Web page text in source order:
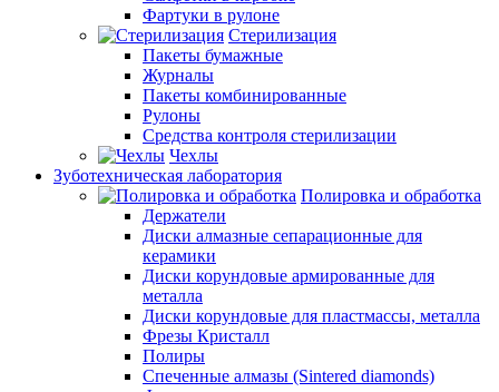
Фартуки в рулоне
Стерилизация
Пакеты бумажные
Журналы
Пакеты комбинированные
Рулоны
Средства контроля стерилизации
Чехлы
Зуботехническая лаборатория
Полировка и обработка
Держатели
Диски алмазные сепарационные для
керамики
Диски корундовые армированные для
металла
Диски корундовые для пластмассы, металла
Фрезы Кристалл
Полиры
Спеченные алмазы (Sintered diamonds)